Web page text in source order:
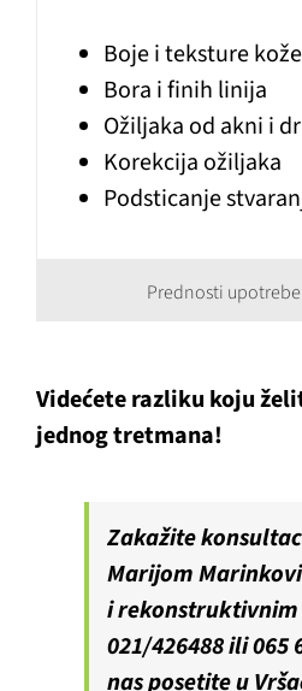
Boje i teksture kože
Bora i finih linija
Ožiljaka od akni i
Korekcija ožiljaka
Podsticanje
Prednosti upotrebe
Videćete razliku koju
jednog tretmana!
Zakažite
Marijom
i
021/426488 ili 065
nas posetite u